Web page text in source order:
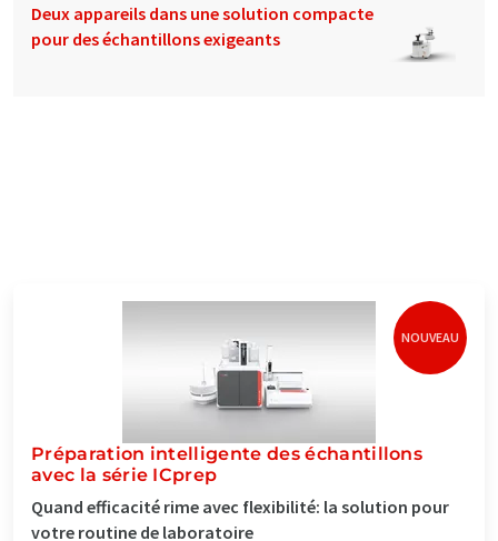
Deux appareils dans une solution compacte
pour des échantillons exigeants
NOUVEAU
Préparation intelligente des échantillons
avec la série ICprep
Quand efficacité rime avec flexibilité: la solution pour
votre routine de laboratoire